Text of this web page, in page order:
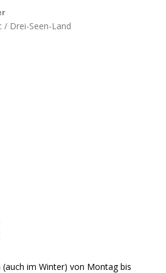
/ Drei-Seen-Land
im Winter) von Montag bis